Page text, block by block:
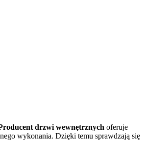
drzwi wewnętrznych oferuje
wykonania. Dzięki temu sprawdzają się